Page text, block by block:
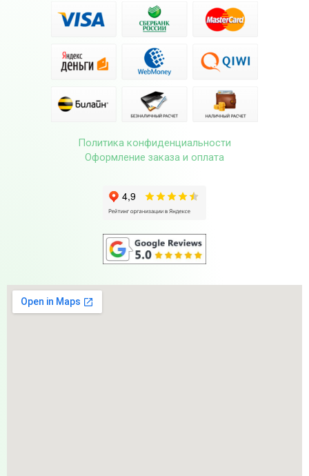
Политика конфиденциальности
Оформление заказа и оплата